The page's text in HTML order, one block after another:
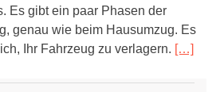
Es gibt ein paar Phasen der
genau wie beim Hausumzug. Es
Ihr Fahrzeug zu verlagern. […]